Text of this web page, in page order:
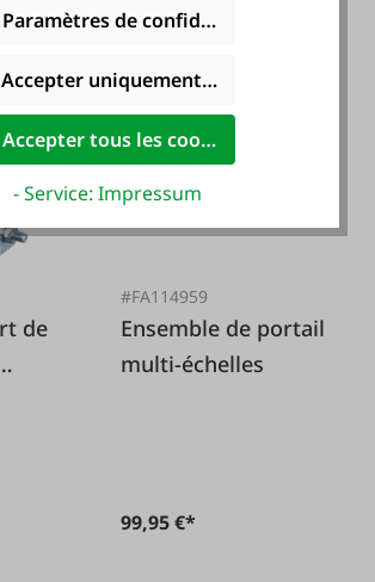
#FA114959
Ensemble de portail
multi-échelles
99,95 €*
Paramètres de confidentialité
Accepter uniquement les cookies
Accepter tous les cookies
- Service: Impressum